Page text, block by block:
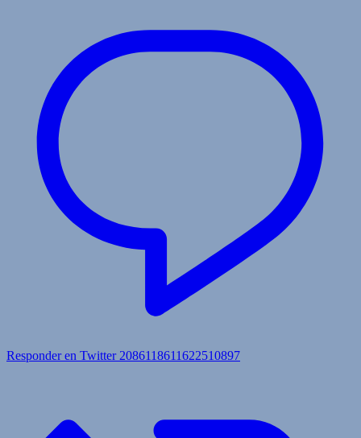
Responder en Twitter 2086118611622510897